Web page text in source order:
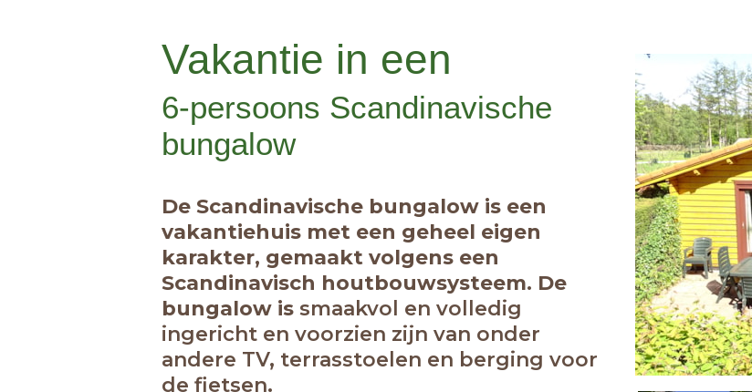
Vakantie in een
6-persoons Scandinavische
bungalow
De Scandinavische bungalow is een
vakantiehuis met een geheel eigen
karakter, gemaakt volgens een
Scandinavisch houtbouwsysteem. De
bungalow is smaakvol en volledig
ingericht en voorzien zijn van onder
andere TV, terrasstoelen en berging voor
de fietsen.